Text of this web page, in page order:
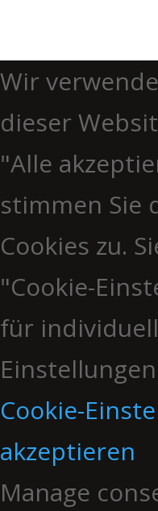
Wir
dieser
"Alle
stimmen Sie
Cookies zu.
"Cookie-
für
Cookie-
akzeptieren
Manage